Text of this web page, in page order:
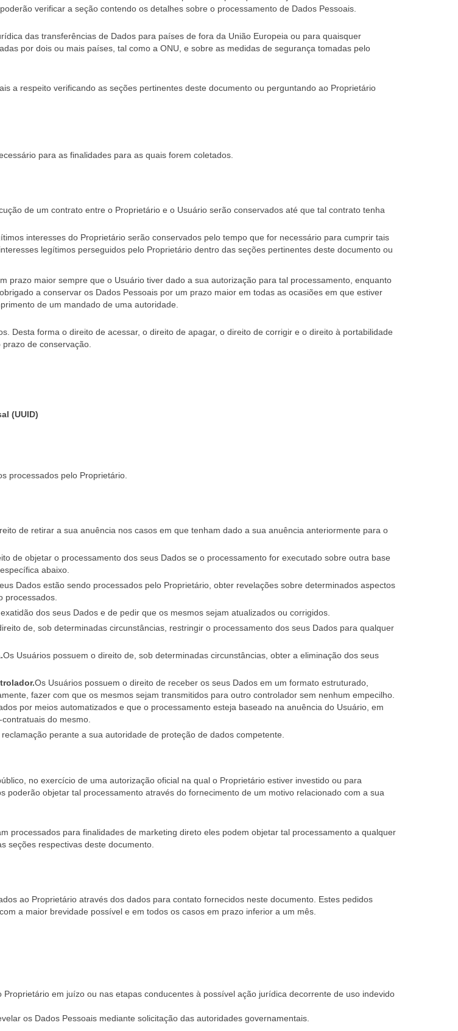
verificar a seção contendo os detalhes sobre o processamento de Dados Pessoais.
das transferências de Dados para países de fora da União Europeia ou para quaisquer
por dois ou mais países, tal como a ONU, e sobre as medidas de segurança tomadas pelo
a respeito verificando as seções pertinentes deste documento ou perguntando ao Proprietário
para as finalidades para as quais forem coletados.
de um contrato entre o Proprietário e o Usuário serão conservados até que tal contrato tenha
interesses do Proprietário serão conservados pelo tempo que for necessário para cumprir tais
legítimos perseguidos pelo Proprietário dentro das seções pertinentes deste documento ou
prazo maior sempre que o Usuário tiver dado a sua autorização para tal processamento, enquanto
a conservar os Dados Pessoais por um prazo maior em todas as ocasiões em que estiver
de um mandado de uma autoridade.
Desta forma o direito de acessar, o direito de apagar, o direito de corrigir e o direito à portabilidade
de conservação.
(UUID)
processados pelo Proprietário.
de retirar a sua anuência nos casos em que tenham dado a sua anuência anteriormente para o
de objetar o processamento dos seus Dados se o processamento for executado sobre outra base
abaixo.
Dados estão sendo processados pelo Proprietário, obter revelações sobre determinados aspectos
processados.
dos seus Dados e de pedir que os mesmos sejam atualizados ou corrigidos.
de, sob determinadas circunstâncias, restringir o processamento dos seus Dados para qualquer
Os Usuários possuem o direito de, sob determinadas circunstâncias, obter a eliminação dos seus
Os Usuários possuem o direito de receber os seus Dados em um formato estruturado,
fazer com que os mesmos sejam transmitidos para outro controlador sem nenhum empecilho.
por meios automatizados e que o processamento esteja baseado na anuência do Usuário, em
do mesmo.
perante a sua autoridade de proteção de dados competente.
no exercício de uma autorização oficial na qual o Proprietário estiver investido ou para
objetar tal processamento através do fornecimento de um motivo relacionado com a sua
processados para finalidades de marketing direto eles podem objetar tal processamento a qualquer
seções respectivas deste documento.
ao Proprietário através dos dados para contato fornecidos neste documento. Estes pedidos
a maior brevidade possível e em todos os casos em prazo inferior a um mês.
em juízo ou nas etapas conducentes à possível ação jurídica decorrente de uso indevido
os Dados Pessoais mediante solicitação das autoridades governamentais.